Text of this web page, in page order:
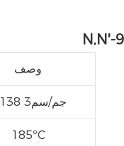
وصف
1.138 جم/سم3
185ºC